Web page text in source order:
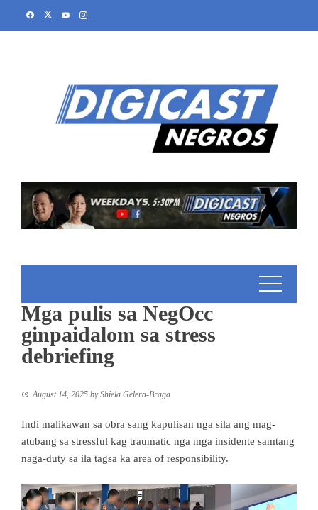
Mga pulis sa NegOcc
ginpaidalom sa stress
debriefing
August 14, 2025 byShiela Gelera-Braga
Indi malikawan sa obra sang kapulisan nga sila ang mag-
atubang sa stressful kag traumatic nga mga insidente samtang
naga-duty sa ila tagsa ka area of responsibility.